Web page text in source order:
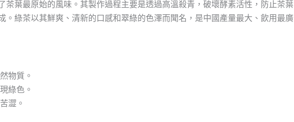
茶葉最原始的風味。其製作過程主要是透過高溫殺青，破壞酵素活性，防止茶葉
。綠茶以其鮮爽、清新的口感和翠綠的色澤而聞名，是中國產量最大、飲用最廣
物質。
綠色。
澀。